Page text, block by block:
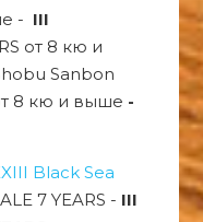
- III
от 8 кю и
Sanbon
8 кю и выше -
Black Sea
7 YEARS - III